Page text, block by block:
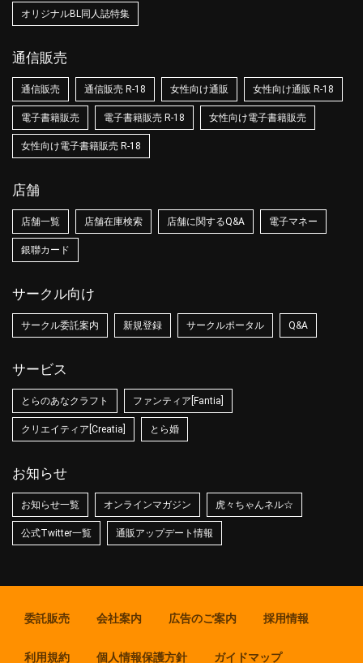
オリジナルBL同人誌特集
通信販売
通信販売 通信販売 R-18 女性向け通販 女性向け通販 R-18
電子書籍販売 電子書籍販売 R-18 女性向け電子書籍販売
女性向け電子書籍販売 R-18
店舗
店舗一覧 店舗在庫検索 店舗に関するQ&A 電子マネー
銀聯カード
サークル向け
サークル委託案内 新規登録 サークルポータル Q&A
サービス
とらのあなクラフト ファンティア[Fantia]
クリエイティア[Creatia] とら婚
お知らせ
お知らせ一覧 オンラインマガジン 虎々ちゃんネル☆
公式Twitter一覧 通販アップデート情報
委託販売 会社案内 広告のご案内 採用情報
利用規約 個人情報保護方針 ガイドマップ